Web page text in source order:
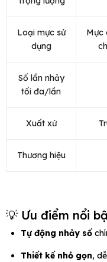
Loại mực sử
dụng
Mực
Số lần nhảy
tối đa/lần
Xuất xứ
Thương hiệu
💡 Ưu điểm nổi
Tự động nhảy số
Thiết kế nhỏ gọn,